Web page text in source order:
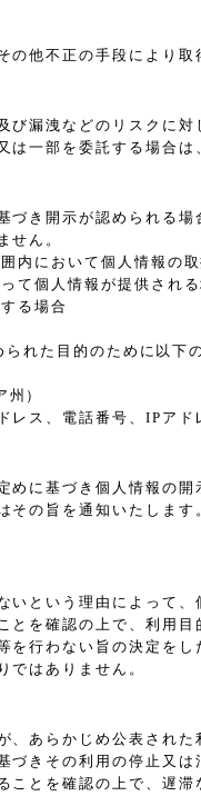
他不正の手段により取
漏洩などのリスクに
は一部を委託する場合
づき開示が認められる
せん。
内において個人情報
て個人情報が提供され
る場合
れた目的のために以
）
レス、電話番号、IPア
めに基づき個人情報の
その旨を通知いたしま
いという理由によって
とを確認の上で、利用
行わない旨の決定を
ではありません。
、あらかじめ公表され
づきその利用の停止又
ことを確認の上で、遅